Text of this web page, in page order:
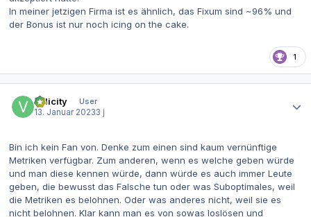
In meiner jetzigen Firma ist es ähnlich, das Fixum sind ~96% und
der Bonus ist nur noch icing on the cake.
1
Velicity
User
13. Januar 20233 j
Bin ich kein Fan von. Denke zum einen sind kaum vernünftige
Metriken verfügbar. Zum anderen, wenn es welche geben würde
und man diese kennen würde, dann würde es auch immer Leute
geben, die bewusst das Falsche tun oder was Suboptimales, weil
die Metriken es belohnen. Oder was anderes nicht, weil sie es
nicht belohnen. Klar kann man es von sowas loslösen und